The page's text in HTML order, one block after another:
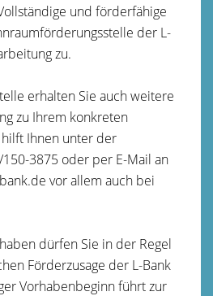
und förderfähige
der L-
zu.
erhalten Sie auch weitere
zu Ihrem konkreten
Ihnen unter der
3875 oder per E-Mail an
vor allem auch bei
dürfen Sie in der Regel
Förderzusage der L-Bank
Vorhabenbeginn führt zur